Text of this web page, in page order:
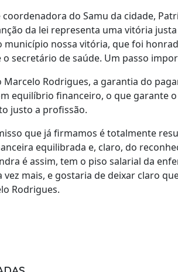
do Samu da cidade,
da lei representa uma vitória
município nossa vitória, que foi
secretário de saúde. Um passo
Marcelo Rodrigues, a garantia do
equilíbrio financeiro, o que garante
justo a profissão.
que já firmamos é totalmente
equilibrada e, claro, do
é assim, tem o piso salarial da
vez mais, e gostaria de deixar claro
Rodrigues.